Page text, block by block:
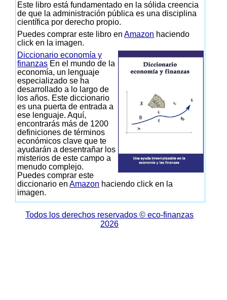
Este libro está fundamentado en la sólida creencia
de que la administración pública es una disciplina
científica por derecho propio.
Puedes comprar este libro enAmazon haciendo
click en la imagen.
Diccionario economía y
finanzas En el mundo de la
economía, un lenguaje
especializado se ha
desarrollado a lo largo de
los años. Este diccionario
es una puerta de entrada a
ese lenguaje. Aquí,
encontrarás más de 1200
definiciones de términos
económicos clave que te
ayudarán a desentrañar los
misterios de este campo a
menudo complejo.
Puedes comprar este
diccionario enAmazon haciendo click en la
imagen.
Todos los derechos reservados © eco-finanzas
2026